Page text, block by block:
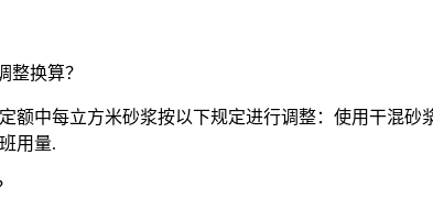
整换算？
中每立方米砂浆按以下规定进行调整：使用干混砂
用量.